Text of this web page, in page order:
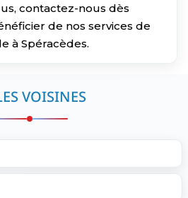
contactez-nous dès
de nos services de
à Spéracèdes.
VOISINES